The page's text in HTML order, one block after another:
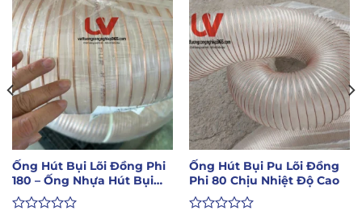
Ống Hút Bụi Lõi Đồng Phi
180 – Ống Nhựa Hút Bụi
Công Nghiêp
Ống Hút Bụi Pu Lõi Đồng
Phi 80 Chịu Nhiệt Độ Cao